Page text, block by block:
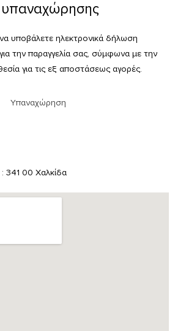
υποβάλετε ηλεκτρονικά δήλωση
την παραγγελία σας, σύμφωνα με την
για τις εξ αποστάσεως αγορές.
Υπαναχώρηση
341 00 Χαλκίδα